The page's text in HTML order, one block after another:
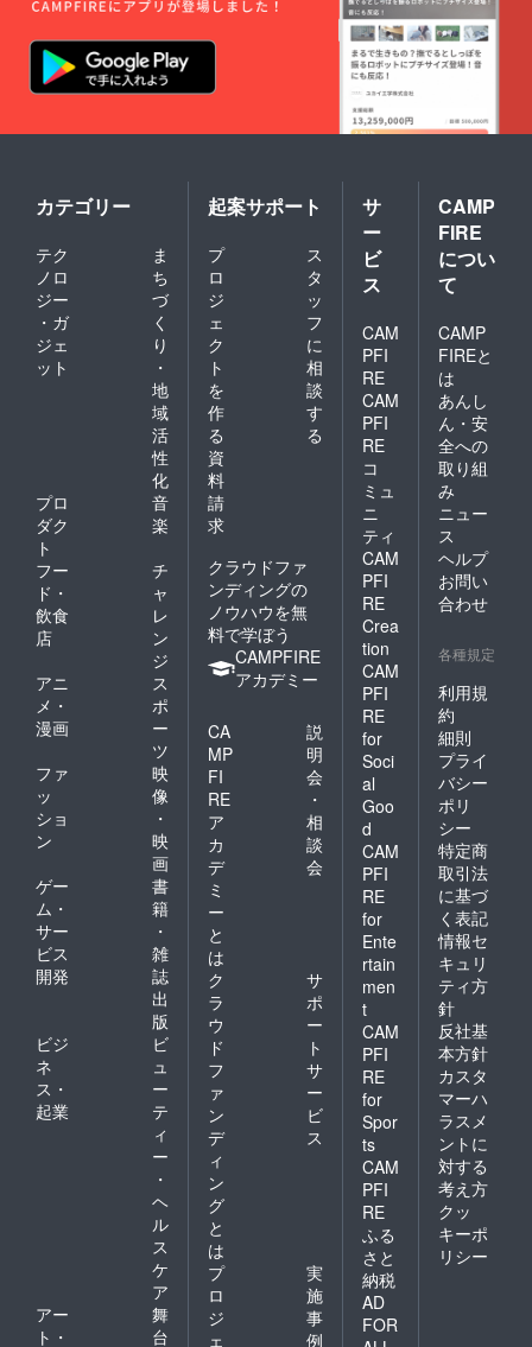
カテゴリー
テク
ノロ
ジー
・ガ
ジェ
ット
ま
ち
づ
く
り
・
地
域
活
性
化
プロ
ダク
ト
音
楽
フー
ド・
飲食
店
チ
ャ
レ
ン
ジ
アニ
メ・
漫画
ス
ポ
ー
ツ
ファ
ッ
ショ
ン
映
像
・
映
画
ゲー
ム・
サー
ビス
開発
書
籍
・
雑
誌
出
版
ビジ
ネ
ス・
起業
ビ
ュ
ー
テ
ィ
ー
・
ヘ
ル
ス
ケ
ア
アー
ト・
舞
台
起案サポート
プ
ロ
ジ
ェ
ク
ト
を
作
る
ス
タ
ッ
フ
に
相
談
す
る
資
料
請
求
クラウドファ
ンディングの
ノウハウを無
料で学ぼう
CAMPFIRE
アカデミー
CA
MP
FI
RE
ア
カ
デ
ミ
ー
と
は
説
明
会
・
相
談
会
ク
ラ
ウ
ド
フ
ァ
ン
デ
ィ
ン
グ
と
は
サ
ポ
ー
ト
サ
ー
ビ
ス
プ
ロ
ジ
ェ
実
施
事
例
サ
ー
ビ
ス
CAM
PFI
RE
CAM
PFI
RE
コ
ミュ
ニ
ティ
CAM
PFI
RE
Crea
tion
CAM
PFI
RE
for
Soci
al
Goo
d
CAM
PFI
RE
for
Ente
rtain
men
t
CAM
PFI
RE
for
Spor
ts
CAM
PFI
RE
ふる
さと
納税
AD
FOR
CAMP
FIRE
につい
て
CAMP
FIREと
は
あんし
ん・安
全への
取り組
み
ニュー
ス
ヘルプ
お問い
合わせ
各種規定
利用規
約
細則
プライ
バシー
ポリ
シー
特定商
取引法
に基づ
く表記
情報セ
キュリ
ティ方
針
反社基
本方針
カスタ
マーハ
ラスメ
ントに
対する
考え方
クッ
キーポ
リシー